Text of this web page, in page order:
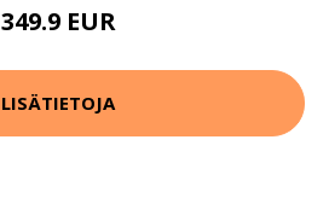
349.9 EUR
LISÄTIETOJA